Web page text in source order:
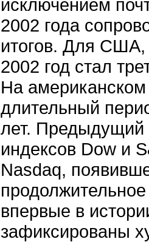
исключением
2002 года
итогов. Для
2002 год стал
На
длительный
лет. Предыдущий
индексов Dow и
Nasdaq,
впервые в
зафиксированы